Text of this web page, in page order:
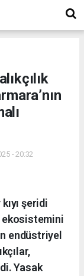
- 20:32
şeridi
ekosistemini
endüstriyel
Yasak